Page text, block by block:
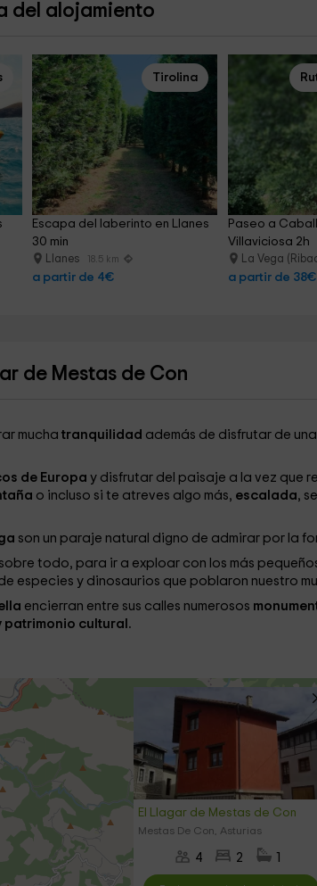
del alojamiento
Tirolina
Escapa del laberinto en Llanes
30 min
Llanes 18.5 km
a partir de 4€
Paseo a
Villaviciosa 2h
La Vega
a partir de 38€
de Mestas de Con
mucha tranquilidad además de disfrutar de
de Europa y disfrutar del paisaje a la vez que
o incluso si te atreves algo más, escalada,
son un paraje natural digno de admirar por la
todo, para ir a exploar con los más
especies y dinosaurios que poblaron nuestro
encierran entre sus calles numerosos
patrimonio cultural.
El Llagar de Mestas de Con
Mestas De Con, Asturias
4 2